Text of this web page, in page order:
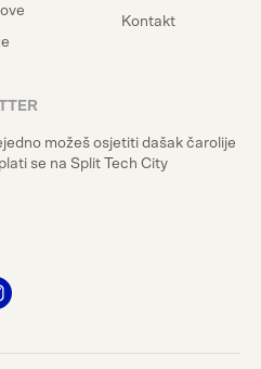
Kontakt
možeš osjetiti dašak čarolije
se na Split Tech City